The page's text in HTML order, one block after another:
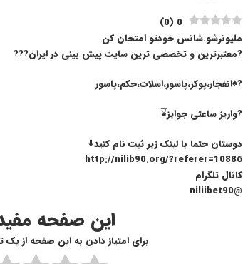
0
(
0
)
ملیونرشو.شانس خودتو امتحان کن
?معتبرترین و تخصصی ترین سایت پیش بینی در ایران???
?♠️انفجار،پوکر،پاسور،اسلات،حکم،پاسور
?واریز ساعتی جوایز⌛️
دوستان حتما با لینک زیر ثبت نام کنید⬇️
http://nilib90.org/?referer=10886
کانال تلگرام
@niliibet90
این صفحه
برای امتیاز دادن به این صفحه از یک